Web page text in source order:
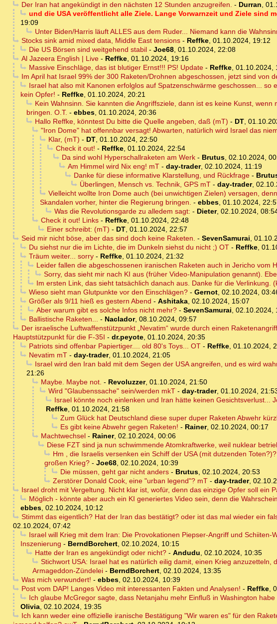
Der Iran hat angekündigt in den nächsten 12 Stunden anzugreifen. - Durran,
und die USA veröffentlicht alle Ziele. Lange Vorwarnzeit und Ziele sind
19:09
Unter Biden/Harris läuft ALLES aus dem Ruder... Niemand kann die
Stocks sink amid mixed data, Middle East tensions- Reffke, 01.10.2024, 19:12
Die US Börsen sind weitgehend stabil- Joe68, 01.10.2024, 22:08
Al Jazeera English | Live- Reffke, 01.10.2024, 19:16
Massive Einschläge, das ist blutiger Ernst!!! PS! Update- Reffke, 01.10.2024,
Im April hat Israel 99% der 300 Raketen/Drohnen abgeschossen, jetzt sind von
Israel hat also mit Kanonen erfolglos auf Spatzenschwärme geschossen...
kein Opfer! - Reffke, 01.10.2024, 20:21
Kein Wahnsinn. Sie kannten die Angriffsziele, dann ist es keine Kunst,
bringen. O.T. - ebbes, 01.10.2024, 20:36
Hallo Reffke, könntest Du bitte die Quelle angeben, daß (mT) - DT,
"Iron Dome" hat offennbar versagt! Abwarten, natürlich wird Israel das
Klar, (mT) - DT, 01.10.2024, 22:50
Check it out! - Reffke, 01.10.2024, 22:54
Da sind wohl Hyperschallraketen am Werk- Brutus, 02.10.2024,
Am Himmel wird Nix eng! mT- day-trader, 02.10.2024, 11:19
Danke für diese informative Klarstellung, und Rückfrage-
Überlingen, Mensch vs. Technik, GPS mT- day-trader,
Vielleicht wollte Iron Dome auch (bei unwichtigen Zielen) versagen,
Skandalen vorher, hinter die Regierung bringen. - ebbes, 01.10.2024,
Was die Revolutionsgarde zu alledem sagt: - Dieter, 02.10.2024,
Check it out! Links- Reffke, 01.10.2024, 22:48
Einer schreibt: (mT) - DT, 01.10.2024, 22:57
Seid mir nicht böse, aber das sind doch keine Raketen. - SevenSamurai,
Du siehst nur die im Lichte, die im Dunkeln siehst du nicht ;) OT- Reffke,
Träum weiter... sorry- Reffke, 01.10.2024, 21:32
Leider fallen die abgeschossenen iranischen Raketen auch in Jericho vom
Sorry, das sieht mir nach KI aus (früher Video-Manipulation genannt).
Im ersten Link, das sieht tatsächlich danach aus. Danke für die Verlinkung.
Wieso sieht man Glutpunkte vor den Einschlägen?- Gernot, 02.10.2024,
Größer als 9/11 hieß es gestern Abend - Ashitaka, 02.10.2024, 15:07
Aber warum gibt es solche Infos nicht mehr?- SevenSamurai, 02.10.2024,
Ballistische Raketen... - Naclador, 08.10.2024, 09:57
Der israelische Luftwaffenstützpunkt „Nevatim“ wurde durch einen
Hauptstützpunkt für die F-35I - dr.peyote, 01.10.2024, 20:35
Patriots sind offenbar Papiertiger.... old 80's Toys... OT- Reffke, 01.10.2024,
Nevatim mT- day-trader, 01.10.2024, 21:05
Israel wird den Iran bald mit dem Segen der USA angreifen, und es wird
21:26
Maybe. Maybe not. - Revoluzzer, 01.10.2024, 21:50
Wird "Glaubenssache" sein/werden mkT- day-trader, 01.10.2024,
Israel könnte noch einlenken und Iran hätte keinen Gesichtsverlust...
Reffke, 01.10.2024, 21:58
Zum Glück hat Deutschland diese super duper Raketen Abwehr
Es gibt keine Abwehr gegen Raketen! - Rainer, 02.10.2024, 00:17
Machtwechsel- Rainer, 02.10.2024, 00:06
Diese FZT sind ja nun schwimmende Atomkraftwerke, weil nuklear
Hm , die Israelis versenken ein Schiff der USA (mit dutzenden
großen Krieg? - Joe68, 02.10.2024, 10:39
Die müssen, geht gar nicht anders- Brutus, 02.10.2024, 20:53
Zerstörer Donald Cook, eine "urban legend"? mT- day-trader,
Israel droht mit Vergeltung. Nicht klar ist, wofür, denn das einzige Opfer soll ein
Möglich - könnte aber auch ein KI generiertes Video sein, denn die
ebbes, 02.10.2024, 10:12
Stimmt das eigentlich? Hat der Iran das bestätigt? oder ist das mal wieder ein
02.10.2024, 07:42
Israel will Krieg mit dem Iran: Die Provokationen Piepser-Angriff und
Inszenierung - BerndBorchert, 02.10.2024, 10:15
Hatte der Iran es angekündigt oder nicht?- Andudu, 02.10.2024, 10:35
Stichwort USA: Israel hat es natürlich eilig damit, einen Krieg
Armageddon-Zündelei - BerndBorchert, 02.10.2024, 13:35
Was mich verwundert! - ebbes, 02.10.2024, 10:39
Post vom DAP! Langes Video mit interessanten Fakten und Analysen! - Reffke,
Ich glaube McGregor sagte, dass Netanjahu mehr Einfluß in Washington
Olivia, 02.10.2024, 19:35
Ich kann weder eine offizielle iranische Bestätigung "Wir waren es" für den